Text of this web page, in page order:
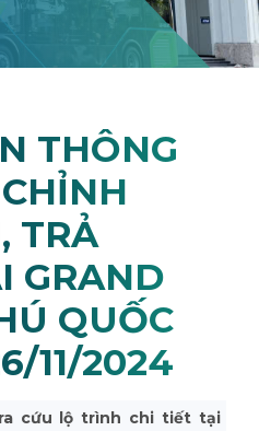
THÔNG
TRẢ
GRAND
QUỐC
11/2024
cứu lộ trình chi tiết tại